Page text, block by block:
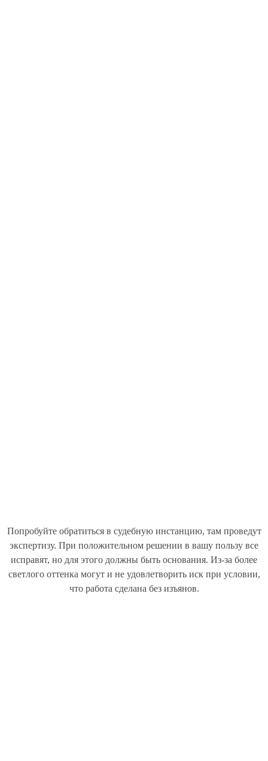
Попробуйте обратиться в судебную инстанцию, там проведут
экспертизу. При положительном решении в вашу пользу все
исправят, но для этого должны быть основания. Из-за более
светлого оттенка могут и не удовлетворить иск при условии,
что работа сделана без изъянов.